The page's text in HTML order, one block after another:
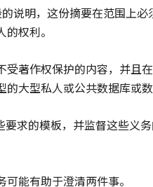
说明，这份摘要在范围上
权利。
受著作权保护的内容，并且
的大型私人或公共数据库或
求的模板，并监督这些义
能有助于澄清两件事。